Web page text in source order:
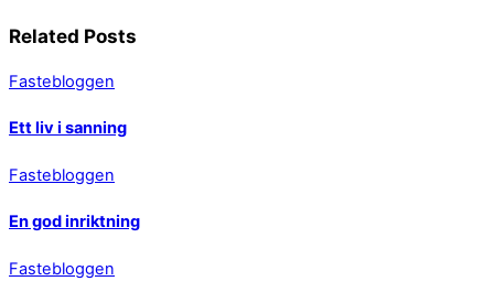
Related Posts
Fastebloggen
Ett liv i sanning
Fastebloggen
En god inriktning
Fastebloggen